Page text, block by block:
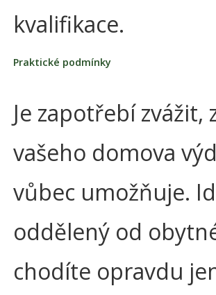
kvalifikace.
Praktické podmínky
Je zapotřebí
vašeho domova
vůbec umožňuje.
oddělený od
chodíte opravdu